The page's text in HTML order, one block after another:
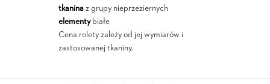
tkaninaz grupy nieprzeziernych
elementybiałe
Cena rolety zależy od jej wymiarów i
zastosowanej tkaniny.